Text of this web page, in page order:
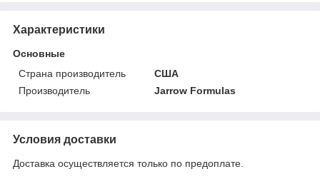
Характеристики
Основные
Страна производитель
США
Производитель
Jarrow Formulas
Условия доставки
Доставка осуществляется только по предоплате.